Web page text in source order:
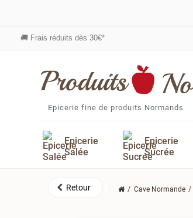
🚚 Frais réduits dès 30€*
Epicerie fine de produits Normands
Epicerie
Salée
Epicerie
Sucrée
Cave Normande